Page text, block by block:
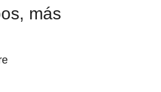
más